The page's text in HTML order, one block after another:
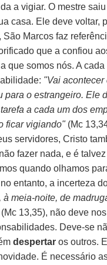
a vigiar. O mestre
casa. Ele deve voltar,
São Marcos faz
que a confiou
que somos nós. A cada
"Vai acontecer
para o estrangeiro. Ele
a cada um dos
ficar vigiando"(Mc
servidores, Cristo
fazer nada, e é
quando olhamos
entanto, a incerteza
à meia-noite, de
13,35), não deve
Deve-se
despertar os outros.
É necessário